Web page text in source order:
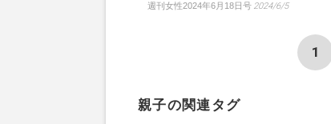
週刊女性2024年6月18日号 2024/6/5
1
親子の関連タグ